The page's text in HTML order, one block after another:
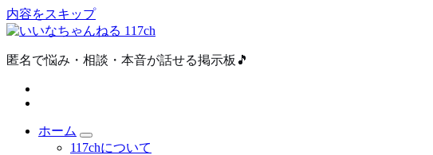
内容をスキップ
匿名で悩み・相談・本音が話せる掲示板🎵
ホーム
117chについて